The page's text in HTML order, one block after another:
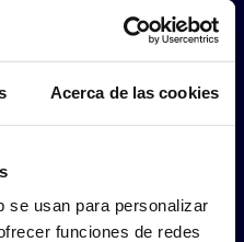
Acerca de las cookies
se usan para personalizar
funciones de redes